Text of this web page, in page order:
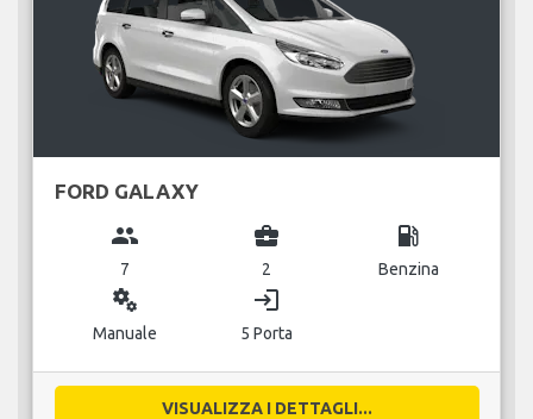
FORD GALAXY
group
7
business_center
2
local_gas_station
Benzina
miscellaneous_services
Manuale
login
5 Porta
VISUALIZZA I DETTAGLI...